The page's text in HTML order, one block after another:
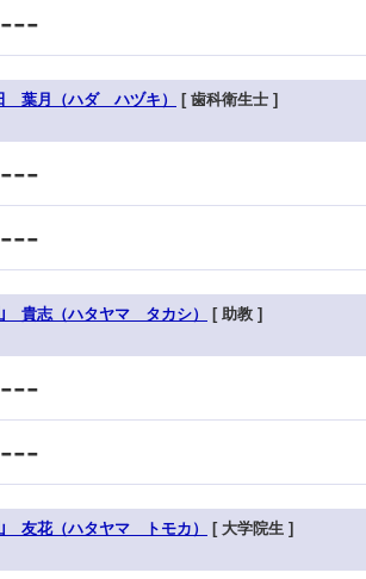
---
葉月（ハダ ハヅキ） [ 歯科衛生士 ]
---
---
貴志（ハタヤマ タカシ） [ 助教 ]
---
---
友花（ハタヤマ トモカ） [ 大学院生 ]